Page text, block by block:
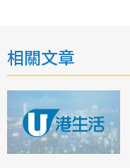
相關文章